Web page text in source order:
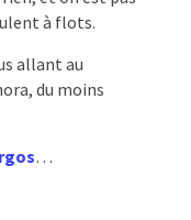
à flots.
allant au
du moins
…